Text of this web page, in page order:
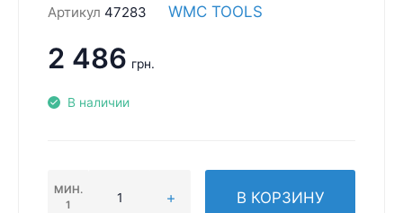
Артикул 47283 WMC TOOLS
2 486 грн.
В наличии
МИН.
1
В КОРЗИНУ